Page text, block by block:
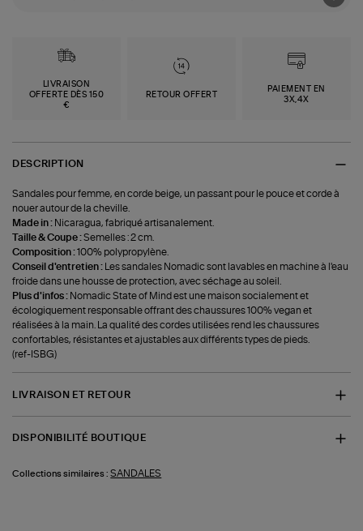
LIVRAISON
OFFERTE DÈS 150
€
RETOUR OFFERT
PAIEMENT EN
3X,4X
DESCRIPTION
Sandales pour femme, en corde beige, un passant pour le pouce et corde à
nouer autour de la cheville.
Made in : Nicaragua, fabriqué artisanalement.
Taille & Coupe :Semelles : 2 cm.
Composition :100% polypropylène.
Conseil d'entretien :
Les sandales Nomadic sont lavables en machine à l'eau
froide dans une housse de protection, avec séchage au soleil.
Plus d'infos : Nomadic State of Mind est une maison socialement et
écologiquement responsable offrant des chaussures 100% vegan et
réalisées à la main. La qualité des cordes utilisées rend les chaussures
confortables, résistantes et ajustables aux différents types de pieds.
(ref-ISBG)
LIVRAISON ET RETOUR
DISPONIBILITÉ BOUTIQUE
Collections similaires : SANDALES